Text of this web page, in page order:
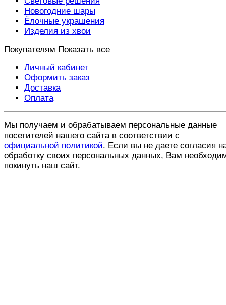
Новогодние шары
Ёлочные украшения
Изделия из хвои
Покупателям Показать все
Личный кабинет
Оформить заказ
Доставка
Оплата
Мы получаем и обрабатываем персональные данные
посетителей нашего сайта в соответствии с
официальной политикой. Если вы не даете согласия
обработку своих персональных данных, Вам
покинуть наш сайт.